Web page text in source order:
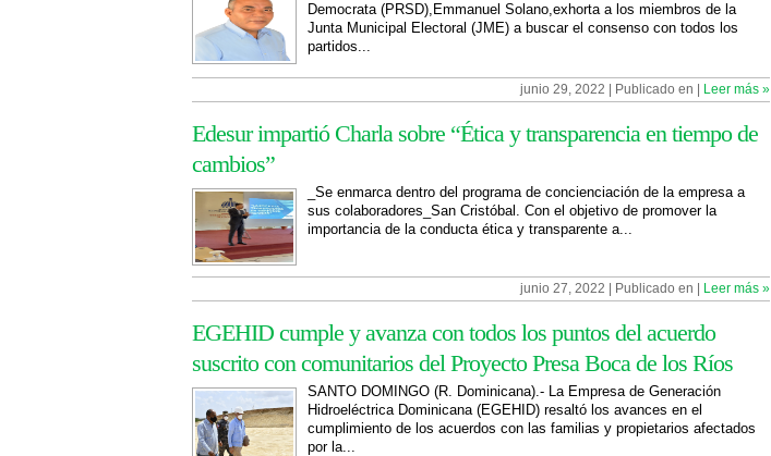
Democrata (PRSD),Emmanuel Solano,exhorta a los miembros de la
Junta Municipal Electoral (JME) a buscar el consenso con todos los
partidos...
junio 29, 2022 | Publicado en | Leer más »
Edesur impartió Charla sobre “Ética y transparencia en tiempo de
cambios”
_Se enmarca dentro del programa de concienciación de la empresa a
sus colaboradores_San Cristóbal. Con el objetivo de promover la
importancia de la conducta ética y transparente a...
junio 27, 2022 | Publicado en | Leer más »
EGEHID cumple y avanza con todos los puntos del acuerdo
suscrito con comunitarios del Proyecto Presa Boca de los Ríos
SANTO DOMINGO (R. Dominicana).- La Empresa de Generación
Hidroeléctrica Dominicana (EGEHID) resaltó los avances en el
cumplimiento de los acuerdos con las familias y propietarios afectados
por la...